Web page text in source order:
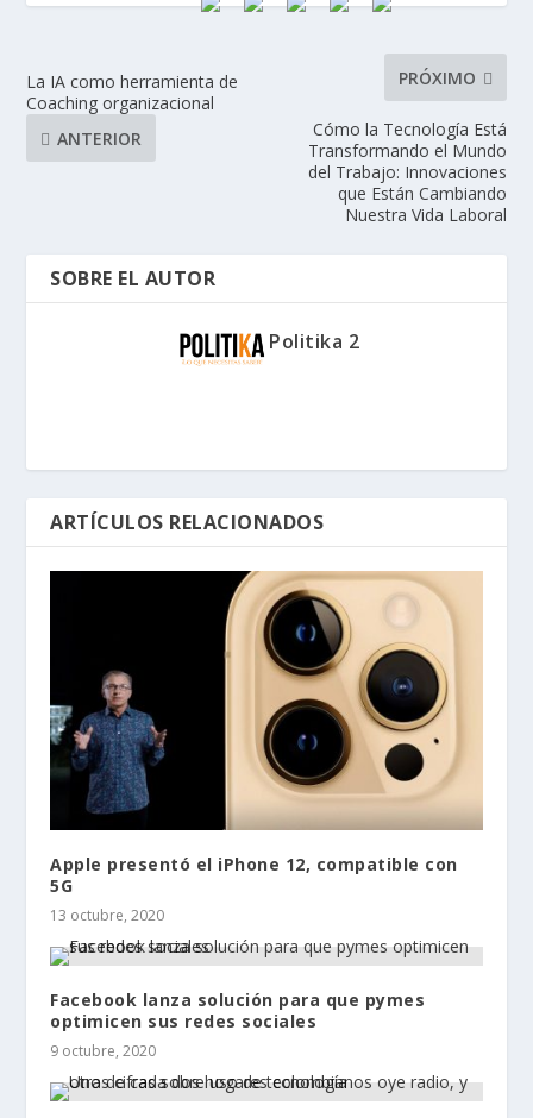
La IA como herramienta de
Coaching organizacional
ANTERIOR
PRÓXIMO
Cómo la Tecnología Está
Transformando el Mundo
del Trabajo: Innovaciones
que Están Cambiando
Nuestra Vida Laboral
SOBRE EL AUTOR
Politika 2
ARTÍCULOS RELACIONADOS
Apple presentó el iPhone 12, compatible con
5G
13 octubre, 2020
Facebook lanza solución para que pymes
optimicen sus redes sociales
9 octubre, 2020